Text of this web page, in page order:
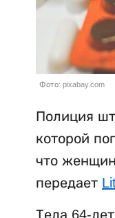
Фото: pixabay.com
Полиция
которой
что
передает
Тела 64-